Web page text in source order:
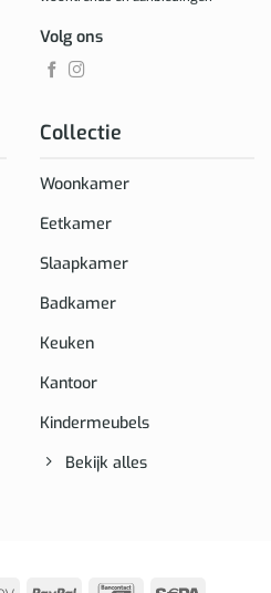
Collectie
Woonkamer
Eetkamer
Slaapkamer
Badkamer
Keuken
Kantoor
Kindermeubels
Bekijk alles
Volg ons